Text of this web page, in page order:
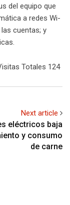
del equipo que
a redes Wi-
cuentas; y
Totales 124
Next article
eléctricos baja
y consumo
de carne